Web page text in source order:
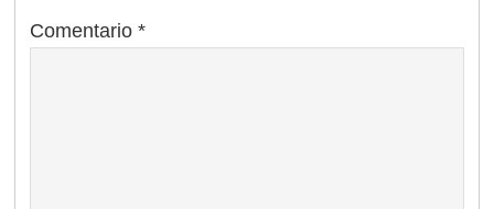
Comentario*